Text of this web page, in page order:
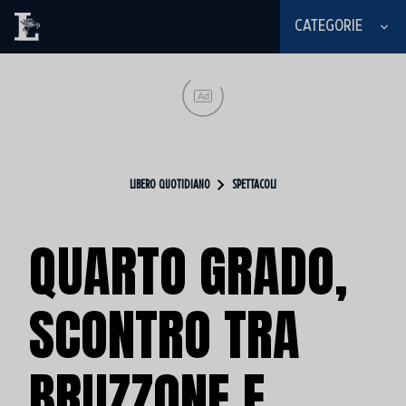
CATEGORIE
Ad
LIBERO QUOTIDIANO SPETTACOLI
QUARTO GRADO,
SCONTRO TRA